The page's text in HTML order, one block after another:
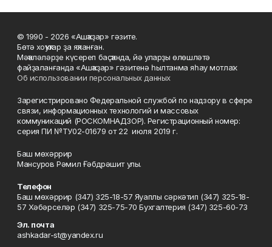
© 1990 - 2026 «Ашҡаҙар» гәзите.
Бөтә хоҡуҡтар ҙа яҡланған.
Мәҡәләләрҙе күсереп баҫҡанда, йә уларҙы өлөшләтә
файҙаланғанда «Ашҡаҙар» гәзитенә һылтанма яһау мотлаҡ.
Об использовании персональных данных
Зарегистрировано Федеральной службой по надзору в сфере
связи, информационных технологий и массовых
коммуникаций (РОСКОМНАДЗОР). Регистрационный номер:
серия ПИ №ТУ02-01679 от 22 июля 2019 г.
Баш мөхәррир
Мансуров Рәмил Ғәбдрәшит улы.
Телефон
Баш мөхәррир (347) 325-18-57 Яуаплы сәркәтип (347) 325-18-
57 Хәбәрселәр (347) 325-75-70 Бухгалтерия (347) 325-60-73
Эл. почта
ashkadar-st@yandex.ru